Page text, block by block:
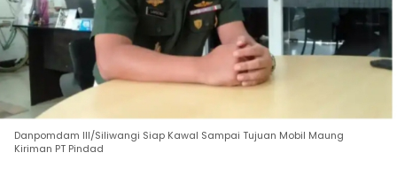
Danpomdam III/Siliwangi Siap Kawal Sampai Tujuan Mobil Maung
Kiriman PT Pindad